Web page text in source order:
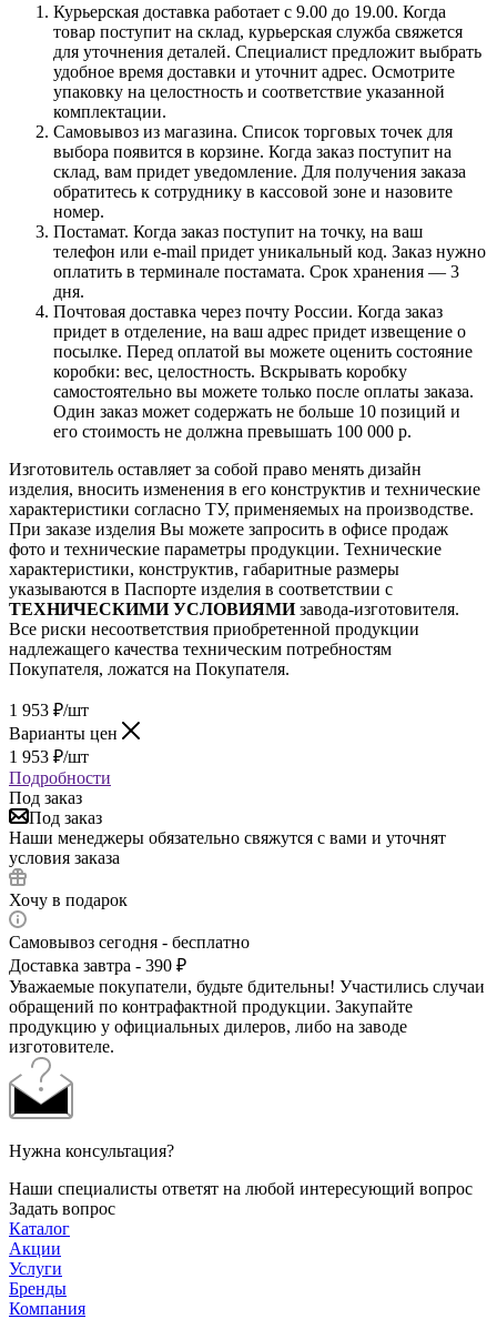
Курьерская доставка работает с 9.00 до 19.00. Когда
товар поступит на склад, курьерская служба свяжется
для уточнения деталей. Специалист предложит выбрать
удобное время доставки и уточнит адрес. Осмотрите
упаковку на целостность и соответствие указанной
комплектации.
Самовывоз из магазина. Список торговых точек для
выбора появится в корзине. Когда заказ поступит на
склад, вам придет уведомление. Для получения заказа
обратитесь к сотруднику в кассовой зоне и назовите
номер.
Постамат. Когда заказ поступит на точку, на ваш
телефон или e-mail придет уникальный код. Заказ нужно
оплатить в терминале постамата. Срок хранения — 3
дня.
Почтовая доставка через почту России. Когда заказ
придет в отделение, на ваш адрес придет извещение о
посылке. Перед оплатой вы можете оценить состояние
коробки: вес, целостность. Вскрывать коробку
самостоятельно вы можете только после оплаты заказа.
Один заказ может содержать не больше 10 позиций и
его стоимость не должна превышать 100 000 р.
Изготовитель оставляет за собой право менять дизайн
изделия, вносить изменения в его конструктив и технические
характеристики согласно ТУ, применяемых на производстве.
При заказе изделия Вы можете запросить в офисе продаж
фото и технические параметры продукции. Технические
характеристики, конструктив, габаритные размеры
указываются в Паспорте изделия в соответствии с
ТЕХНИЧЕСКИМИ УСЛОВИЯМИзавода-изготовителя.
Все риски несоответствия приобретенной продукции
надлежащего качества техническим потребностям
Покупателя, ложатся на Покупателя.
1 953 ₽/шт
Варианты цен
1 953 ₽/шт
Подробности
Под заказ
Под заказ
Наши менеджеры обязательно свяжутся с вами и уточнят
условия заказа
Хочу в подарок
Самовывоз сегодня - бесплатно
Доставка завтра - 390 ₽
Уважаемые покупатели, будьте бдительны! Участились случаи
обращений по контрафактной продукции. Закупайте
продукцию у официальных дилеров, либо на заводе
изготовителе.
Нужна консультация?
Наши специалисты ответят на любой интересующий вопрос
Задать вопрос
Каталог
Акции
Услуги
Бренды
Компания